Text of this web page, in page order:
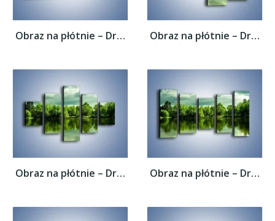
Obraz na płótnie – Drzewa w wodnym odbiciu... Obraz na płótnie – Drzewa w wodnym odbiciu...
Obraz na płótnie – Drzewa w wodnym odbiciu... Obraz na płótnie – Drzewa w wodnym odbiciu...